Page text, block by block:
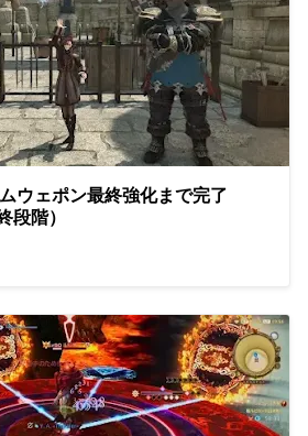
ウェポン最終強化まで完了
段階）